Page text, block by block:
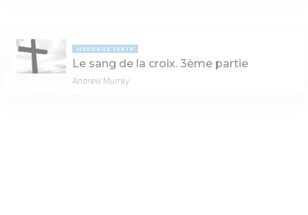
MESSAGE TEXTE
Le sang de la croix. 3ème partie
Andrew Murray